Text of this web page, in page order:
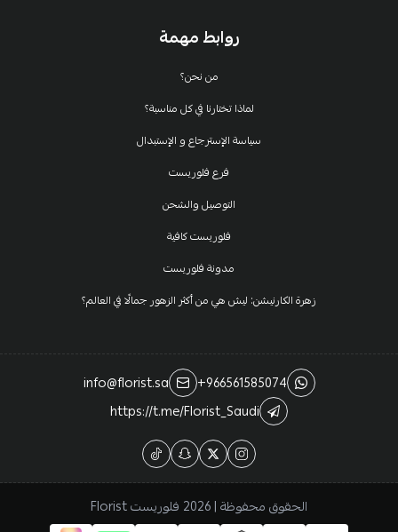
روابط مهمة
من نحن؟
لماذا تختارنا في كل مناسبة؟
سياسة الإسترجاع و الإستبدال
فرع فلوريست
التوصيل والشحن
فلوريست كافية
مدونة فلوريست
زهرة الكارنيشن: ليش هي من أكثر الزهور جمالًا في العالم؟
+966561585074
info@florist.sa
https://t.me/Florist_Saudi
الحقوق محفوظة | 2026 فلوريست Florist